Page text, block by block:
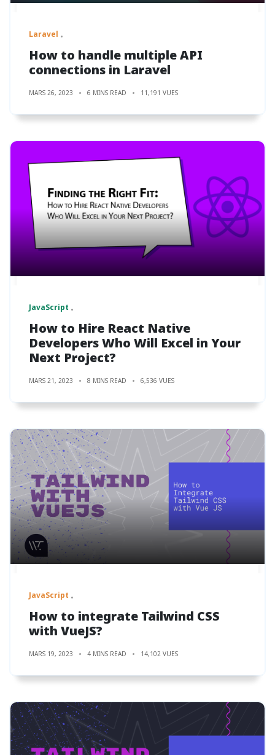
Laravel
How to handle multiple API
connections in Laravel
MARS 26, 2023 6 MINS READ 11,191 VUES
JavaScript
How to Hire React Native
Developers Who Will Excel in Your
Next Project?
MARS 21, 2023 8 MINS READ 6,536 VUES
JavaScript
How to integrate Tailwind CSS
with VueJS?
MARS 19, 2023 4 MINS READ 14,102 VUES